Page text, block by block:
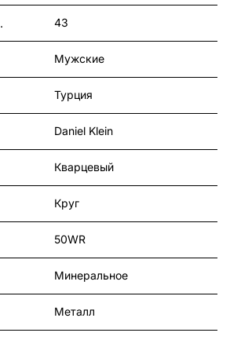
43
Мужские
Турция
Daniel Klein
Кварцевый
Круг
50WR
Минеральное
Металл